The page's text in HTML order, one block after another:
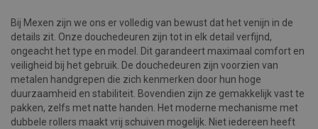
Bij Mexen zijn we ons er volledig van bewust dat het venijn in de
details zit. Onze douchedeuren zijn tot in elk detail verfijnd,
ongeacht het type en model. Dit garandeert maximaal comfort en
veiligheid bij het gebruik. De douchedeuren zijn voorzien van
metalen handgrepen die zich kenmerken door hun hoge
duurzaamheid en stabiliteit. Bovendien zijn ze gemakkelijk vast te
pakken, zelfs met natte handen. Het moderne mechanisme met
dubbele rollers maakt vrij schuiven mogelijk. Niet iedereen heeft